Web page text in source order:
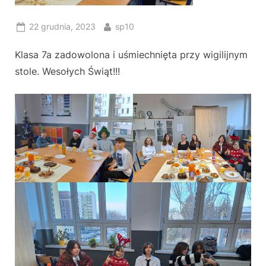
Posted
22 grudnia, 2023 By
sp10
Klasa 7a zadowolona i uśmiechnięta przy wigilijnym
stole. Wesołych Świąt!!!